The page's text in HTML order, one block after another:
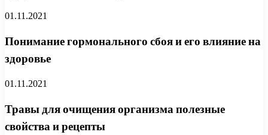
01.11.2021
Понимание гормонального сбоя и его влияние на
здоровье
01.11.2021
Травы для очищения организма полезные
свойства и рецепты